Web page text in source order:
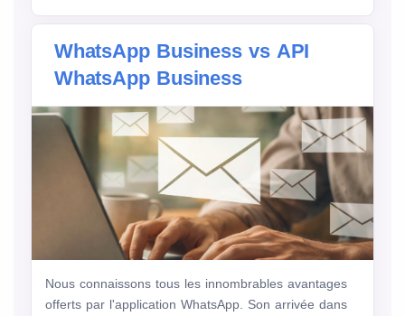
WhatsApp Business vs API
WhatsApp Business
Nous connaissons tous les innombrables avantages
offerts par l'application WhatsApp. Son arrivée dans